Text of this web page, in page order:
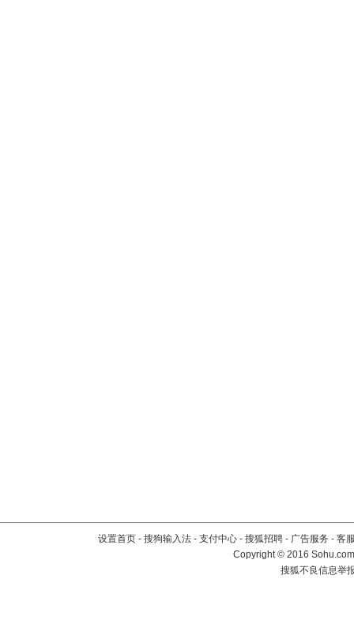
设置首页 - 搜狗输入法 - 支付中心 - 搜狐招聘 - 广告服务 - 客
Copyright©2016
搜狐不良信息举